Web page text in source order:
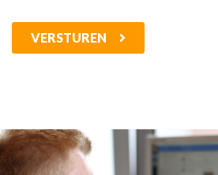
VERSTUREN